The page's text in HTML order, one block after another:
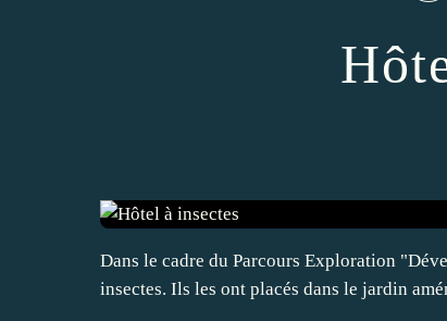
Dans le cadre du Parcours Exploration
insectes. Ils les ont placés dans le jardin